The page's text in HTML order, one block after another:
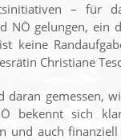
– für
NÖ gelungen, ein
keine
Christiane
daran gemessen,
bekennt sich
und auch